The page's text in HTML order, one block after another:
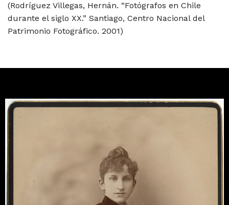
(Rodríguez Villegas, Hernán. “Fotógrafos en Chile
durante el siglo XX.” Santiago, Centro Nacional del
Patrimonio Fotográfico. 2001)